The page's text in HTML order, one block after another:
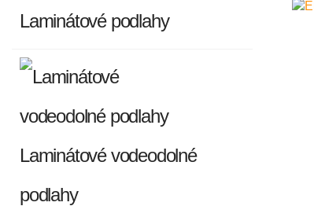
Laminátové podlahy
Laminátové vodeodolné
podlahy